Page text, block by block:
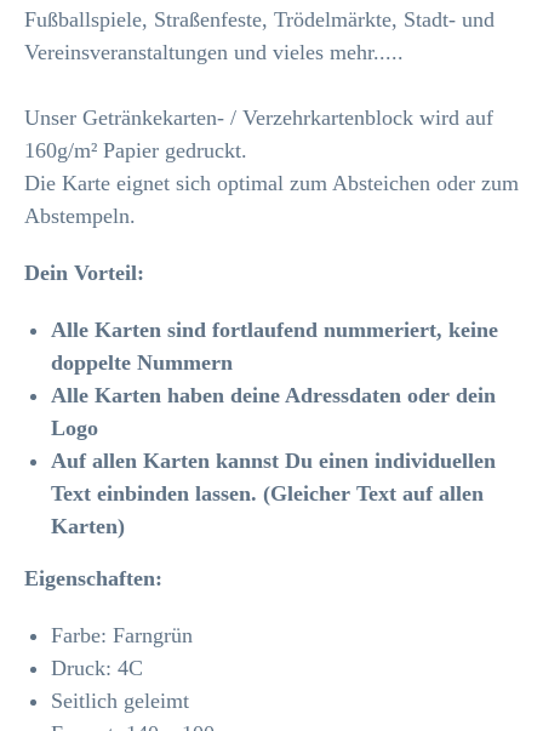
Fußballspiele, Straßenfeste, Trödelmärkte, Stadt- und
Vereinsveranstaltungen und vieles mehr.....
Unser Getränkekarten- / Verzehrkartenblock wird auf
160g/m² Papier gedruckt.
Die Karte eignet sich optimal zum Absteichen oder zum
Abstempeln.
Dein Vorteil:
Alle Karten sind fortlaufend nummeriert, keine
doppelte Nummern
Alle Karten haben deine Adressdaten oder dein
Logo
Auf allen Karten kannst Du einen individuellen
Text einbinden lassen. (Gleicher Text auf allen
Karten)
Eigenschaften:
Farbe: Farngrün
Druck: 4C
Seitlich geleimt